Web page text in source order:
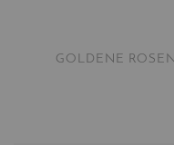
GOLDENE